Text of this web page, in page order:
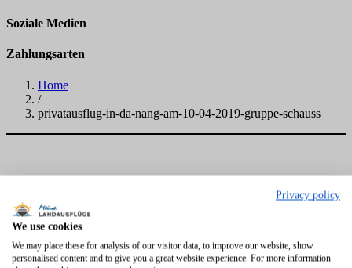
Soziale Medien
Zahlungsarten
Home
/
privatausflug-in-da-nang-am-10-04-2019-gruppe-schauss
Privacy policy
We use cookies
We may place these for analysis of our visitor data, to improve our website, show
personalised content and to give you a great website experience. For more information